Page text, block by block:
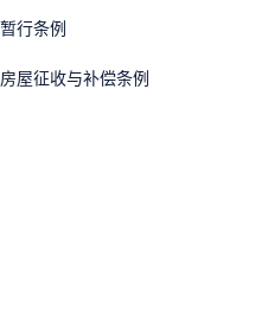
行条例
房屋征收与补偿条例